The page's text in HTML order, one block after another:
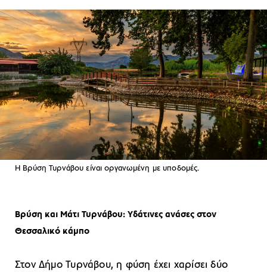
Η Βρύση Τυρνάβου είναι οργανωμένη με υποδομές.
Βρύση και Μάτι Τυρνάβου: Yδάτινες ανάσες στον
Θεσσαλικό κάμπο
Στον Δήμο Τυρνάβου, η φύση έχει χαρίσει δύο